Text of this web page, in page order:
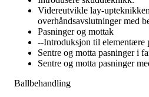
Videreutvikle lay-
overhåndsavslutninger med
Pasninger og mottak
--Introduksjon til elementære
Sentre og motta pasninger i
Sentre og motta pasninger
Ballbehandling